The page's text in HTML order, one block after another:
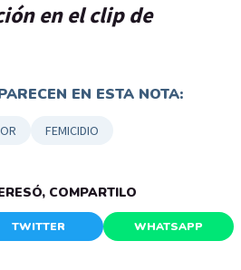
en el clip de
EN ESTA NOTA:
FEMICIDIO
COMPARTILO
TWITTER WHATSAPP